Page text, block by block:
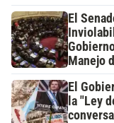
El
Manejo
El
la "Ley